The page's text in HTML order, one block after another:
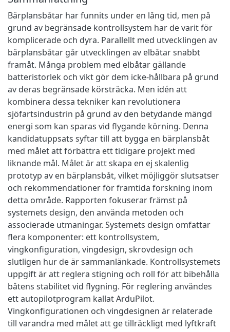
Bärplansbåtar har funnits under en lång tid, men på
grund av begränsade kontrollsystem har de varit för
komplicerade och dyra. Parallellt med utvecklingen av
bärplansbåtar går utvecklingen av elbåtar snabbt
framåt. Många problem med elbåtar gällande
batteristorlek och vikt gör dem icke-hållbara på grund
av deras begränsade körsträcka. Men idén att
kombinera dessa tekniker kan revolutionera
sjöfartsindustrin på grund av den betydande mängd
energi som kan sparas vid flygande körning. Denna
kandidatuppsats syftar till att bygga en bärplansbåt
med målet att förbättra ett tidigare projekt med
liknande mål. Målet är att skapa en ej skalenlig
prototyp av en bärplansbåt, vilket möjliggör slutsatser
och rekommendationer för framtida forskning inom
detta område. Rapporten fokuserar främst på
systemets design, den använda metoden och
associerade utmaningar. Systemets design omfattar
flera komponenter: ett kontrollsystem,
vingkonfiguration, vingdesign, skrovdesign och
slutligen hur de är sammanlänkade. Kontrollsystemets
uppgift är att reglera stigning och roll för att bibehålla
båtens stabilitet vid flygning. För reglering användes
ett autopilotprogram kallat ArduPilot.
Vingkonfigurationen och vingdesignen är relaterade
till varandra med målet att ge tillräckligt med lyftkraft